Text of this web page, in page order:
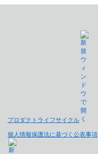
プロダクトライフサイクル
個人情報保護法に基づく公表事項